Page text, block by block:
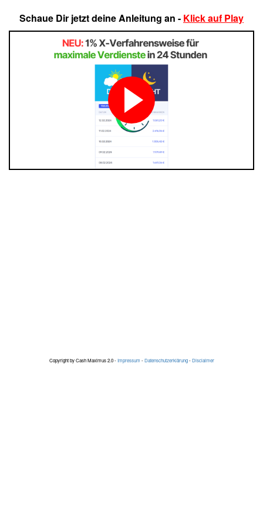
Schaue Dir jetzt deine Anleitung an - Klick auf Play
Copyright by Cash Maximus 2.0 -Impressum -Datenschutzerklärung-Disclaimer